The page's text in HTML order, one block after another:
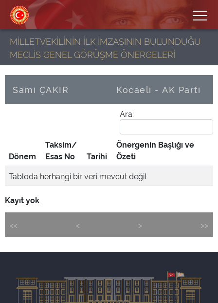
MİLLETVEKİLİNİN İLK İMZASININ BULUNDUĞU
MECLİS GENEL GÖRÜŞME ÖNERGELERİ
Sami ÇAKIR Kocaeli - AK Parti
Ara:
Dönem
Taksim/
Esas No
Tarihi
Önergenin Başlığı ve
Özeti
Tabloda herhangi bir veri mevcut değil
Kayıt yok
<< < > >>